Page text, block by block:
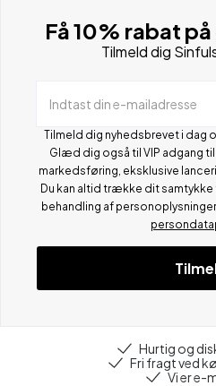
Få 10% rabat
Tilmeld dig
Indtast din e-mailadresse
Tilmeld dig nyhedsbrevet i dag
Glæd dig også til VIP adgang
markedsføring, eksklusive
Du kan altid trække dit
behandling af
Hurtig og
Fri fragt ved
Vi er e-